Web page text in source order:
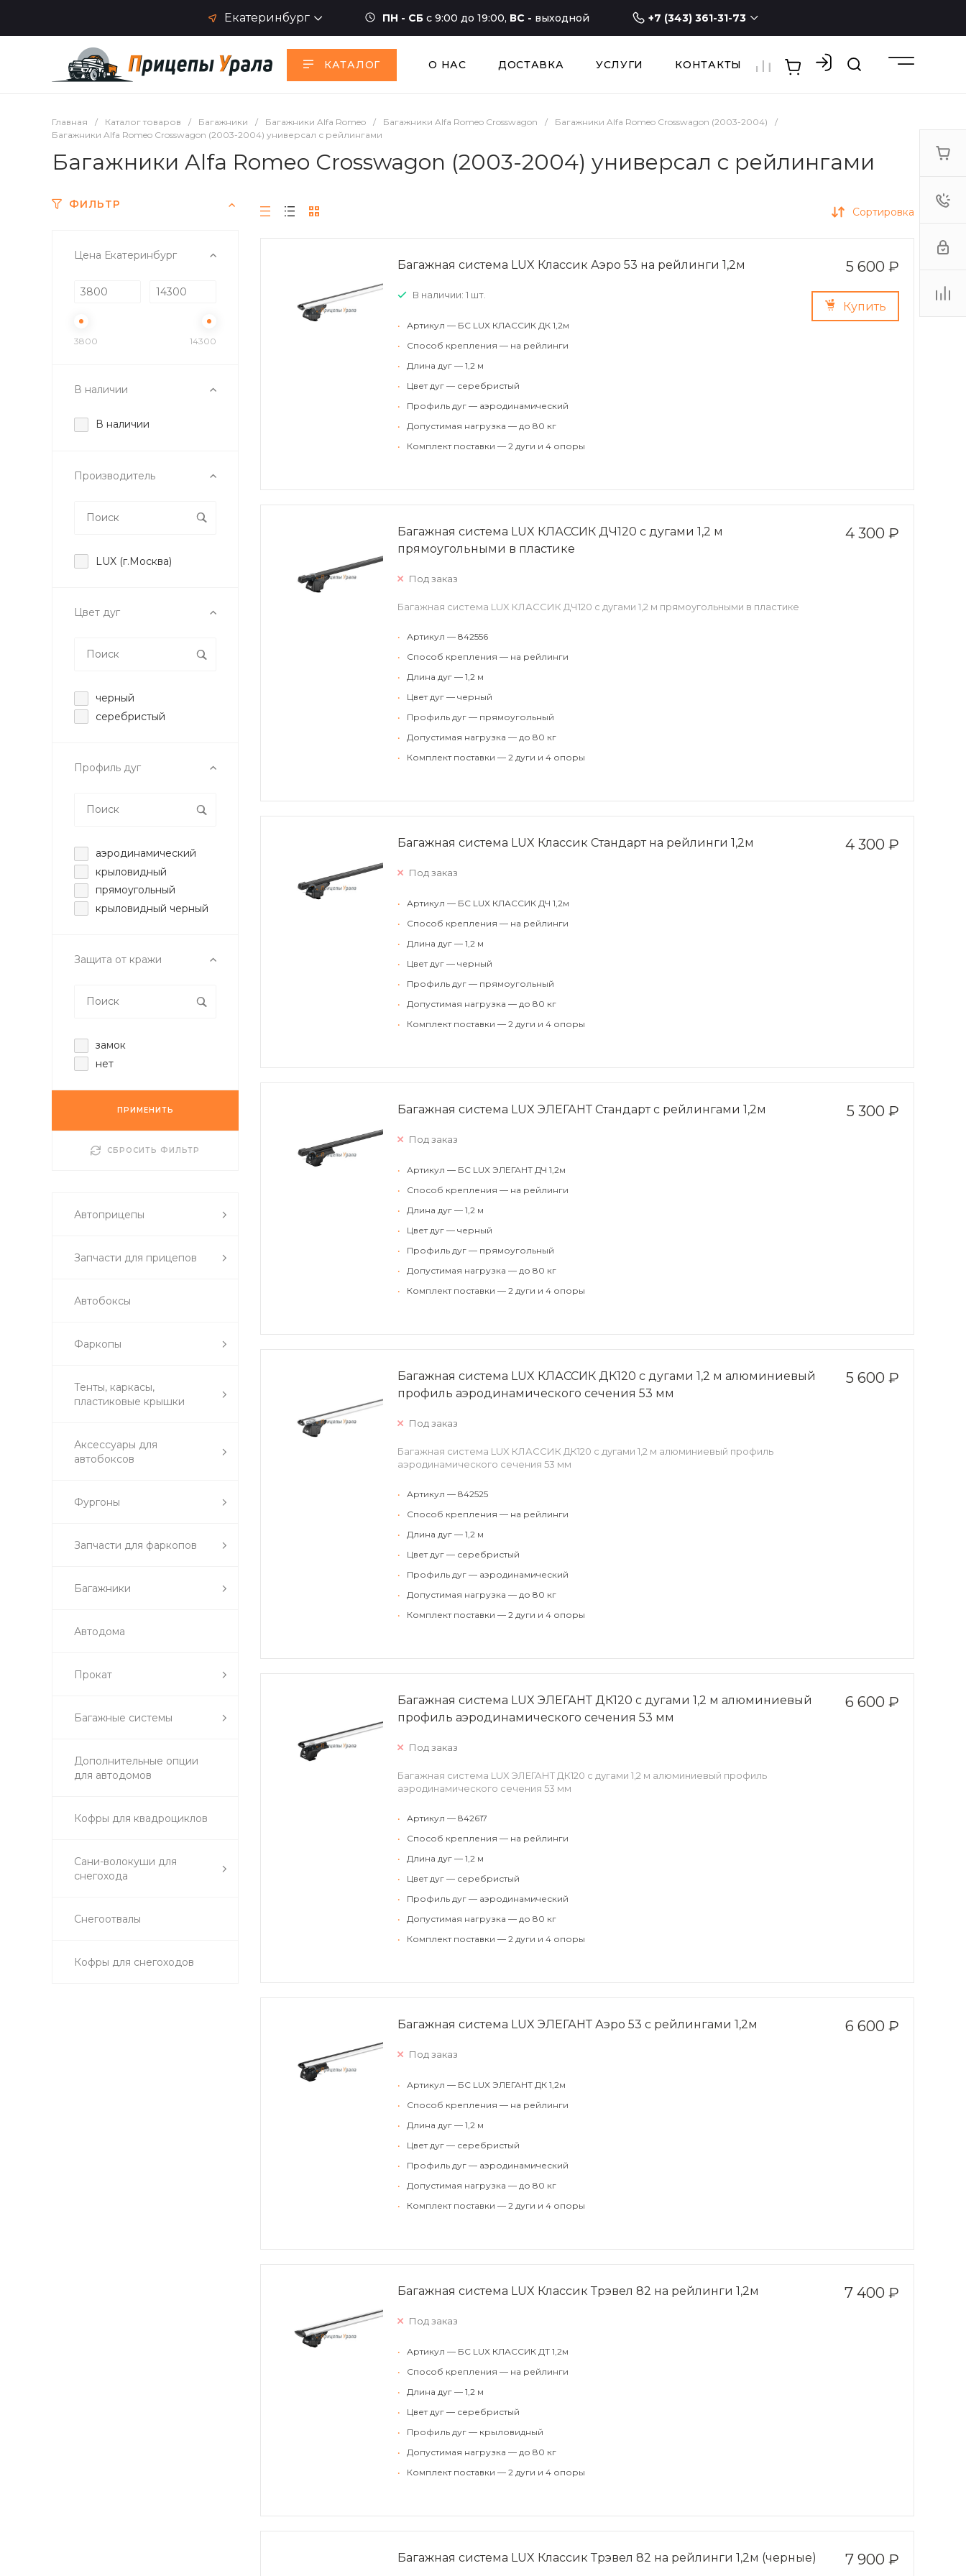
Екатеринбург ПН - СБ с 9:00 до 19:00, ВС - выходной +7 (343) 361-31-73
+7 (343) 361-31-73
3613173@mail.ru
КАТАЛОГ О НАС ДОСТАВКА УСЛУГИ КОНТАКТЫ
Главная / Каталог товаров / Багажники / Багажники Alfa Romeo / Багажники Alfa Romeo Crosswagon / Багажники Alfa Romeo Crosswagon (2003-2004)
/
Багажники Alfa Romeo Crosswagon (2003-2004) универсал с рейлингами
Багажники Alfa Romeo Crosswagon (2003-2004) универсал с рейлингами
ФИЛЬТР
Цена Екатеринбург
3800 14300
В наличии
В наличии
Производитель
LUX (г.Москва)
Цвет дуг
черный
серебристый
Профиль дуг
аэродинамический
крыловидный
прямоугольный
крыловидный черный
Защита от кражи
замок
нет
ПРИМЕНИТЬ
СБРОСИТЬ ФИЛЬТР
Автоприцепы
Запчасти для прицепов
Автобоксы
Фаркопы
Тенты, каркасы,
пластиковые крышки
Аксессуары для
автобоксов
Фургоны
Запчасти для фаркопов
Багажники
Автодома
Прокат
Багажные системы
Дополнительные опции
для автодомов
Кофры для квадроциклов
Сани-волокуши для
снегохода
Снегоотвалы
Кофры для снегоходов
Сортировка
5 600 ₽
Купить
Багажная система LUX Классик Аэро 53 на рейлинги 1,2м
В наличии: 1 шт.
•
Артикул — БС LUX КЛАССИК ДК 1,2м
•
Способ крепления — на рейлинги
•
Длина дуг — 1,2 м
•
Цвет дуг — серебристый
•
Профиль дуг — аэродинамический
•
Допустимая нагрузка — до 80 кг
•
Комплект поставки — 2 дуги и 4 опоры
4 300 ₽
Багажная система LUX КЛАССИК ДЧ120 с дугами 1,2 м
прямоугольными в пластике
Под заказ
Багажная система LUX КЛАССИК ДЧ120 с дугами 1,2 м прямоугольными в пластике
•
Артикул — 842556
•
Способ крепления — на рейлинги
•
Длина дуг — 1,2 м
•
Цвет дуг — черный
•
Профиль дуг — прямоугольный
•
Допустимая нагрузка — до 80 кг
•
Комплект поставки — 2 дуги и 4 опоры
4 300 ₽
Багажная система LUX Классик Стандарт на рейлинги 1,2м
Под заказ
•
Артикул — БС LUX КЛАССИК ДЧ 1,2м
•
Способ крепления — на рейлинги
•
Длина дуг — 1,2 м
•
Цвет дуг — черный
•
Профиль дуг — прямоугольный
•
Допустимая нагрузка — до 80 кг
•
Комплект поставки — 2 дуги и 4 опоры
5 300 ₽
Багажная система LUX ЭЛЕГАНТ Стандарт с рейлингами 1,2м
Под заказ
•
Артикул — БС LUX ЭЛЕГАНТ ДЧ 1,2м
•
Способ крепления — на рейлинги
•
Длина дуг — 1,2 м
•
Цвет дуг — черный
•
Профиль дуг — прямоугольный
•
Допустимая нагрузка — до 80 кг
•
Комплект поставки — 2 дуги и 4 опоры
5 600 ₽
Багажная система LUX КЛАССИК ДК120 с дугами 1,2 м алюминиевый
профиль аэродинамического сечения 53 мм
Под заказ
Багажная система LUX КЛАССИК ДК120 с дугами 1,2 м алюминиевый профиль
аэродинамического сечения 53 мм
•
Артикул — 842525
•
Способ крепления — на рейлинги
•
Длина дуг — 1,2 м
•
Цвет дуг — серебристый
•
Профиль дуг — аэродинамический
•
Допустимая нагрузка — до 80 кг
•
Комплект поставки — 2 дуги и 4 опоры
6 600 ₽
Багажная система LUX ЭЛЕГАНТ ДК120 с дугами 1,2 м алюминиевый
профиль аэродинамического сечения 53 мм
Под заказ
Багажная система LUX ЭЛЕГАНТ ДК120 с дугами 1,2 м алюминиевый профиль
аэродинамического сечения 53 мм
•
Артикул — 842617
•
Способ крепления — на рейлинги
•
Длина дуг — 1,2 м
•
Цвет дуг — серебристый
•
Профиль дуг — аэродинамический
•
Допустимая нагрузка — до 80 кг
•
Комплект поставки — 2 дуги и 4 опоры
6 600 ₽
Багажная система LUX ЭЛЕГАНТ Аэро 53 с рейлингами 1,2м
Под заказ
•
Артикул — БС LUX ЭЛЕГАНТ ДК 1,2м
•
Способ крепления — на рейлинги
•
Длина дуг — 1,2 м
•
Цвет дуг — серебристый
•
Профиль дуг — аэродинамический
•
Допустимая нагрузка — до 80 кг
•
Комплект поставки — 2 дуги и 4 опоры
7 400 ₽
Багажная система LUX Классик Трэвел 82 на рейлинги 1,2м
Под заказ
•
Артикул — БС LUX КЛАССИК ДТ 1,2м
•
Способ крепления — на рейлинги
•
Длина дуг — 1,2 м
•
Цвет дуг — серебристый
•
Профиль дуг — крыловидный
•
Допустимая нагрузка — до 80 кг
•
Комплект поставки — 2 дуги и 4 опоры
7 900 ₽
Багажная система LUX Классик Трэвел 82 на рейлинги 1,2м (черные)